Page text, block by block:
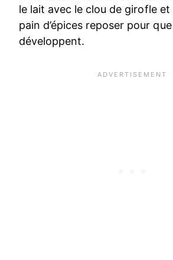
le lait avec le clou de girofle et
pain d’épices reposer pour
développent.